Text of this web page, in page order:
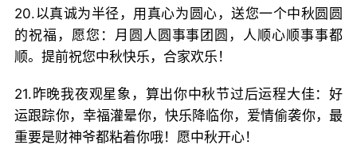
20.以真诚为半径，用真心为圆心，送您一个中秋圆圆
的祝福，愿您：月圆人圆事事团圆，人顺心顺事事都
顺。提前祝您中秋快乐，合家欢乐！
21.昨晚我夜观星象，算出你中秋节过后运程大佳：好
运跟踪你，幸福灌晕你，快乐降临你，爱情偷袭你，最
重要是财神爷都粘着你哦！愿中秋开心！